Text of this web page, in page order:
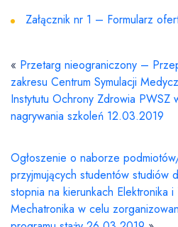
Załącznik nr 1 – Formularz
« Przetarg nieograniczony –
zakresu Centrum Symulacji
Instytutu Ochrony Zdrowia PWSZ
nagrywania szkoleń 12.03.2019
Ogłoszenie o naborze
przyjmujących studentów studiów
stopnia na kierunkach Elektronika
Mechatronika w celu